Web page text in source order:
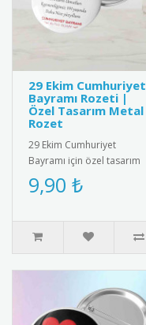
29 Ekim Cumhuriyet
Bayramı Rozeti |
Özel Tasarım Metal
Rozet
29 Ekim Cumhuriyet
Bayramı için özel tasarım
metal rozet. Kaliteli metal
malzemeden üretilmiş,
9,90 ₺